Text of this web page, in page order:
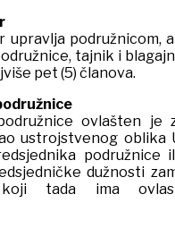
upravlja podružnicom,
tajnik i
pet (5) članova.
ovlašten je
ustrojstvenog oblika
podružnice
dužnosti
koji tada ima